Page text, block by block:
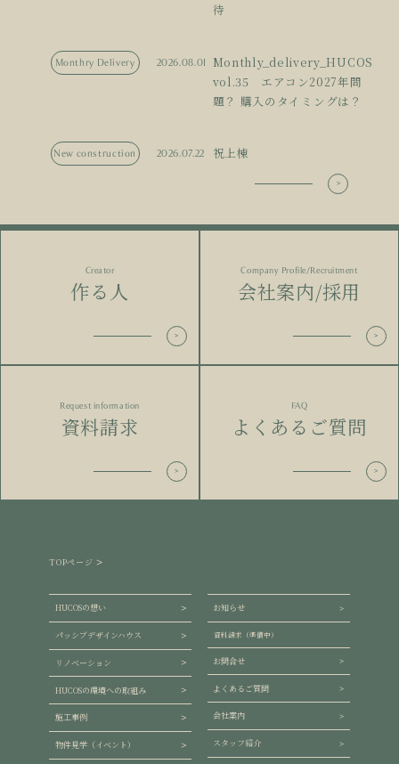
待
Monthry Delivery 2026.08.01
Monthly_delivery_HUCOS
vol.35 エアコン2027年問
題？ 購入のタイミングは？
New construction 2026.07.22 祝上棟
Creator
作る人
Company Profile/Recruitment
会社案内/採用
Request information
資料請求
FAQ
よくあるご質問
TOPページ
HUCOSの想い
パッシブデザインハウス
リノベーション
HUCOSの環境への取組み
施工事例
物件見学（イベント）
お知らせ
資料請求（準備中）
お問合せ
よくあるご質問
会社案内
スタッフ紹介